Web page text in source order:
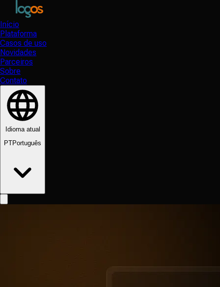
Início
Plataforma
Casos de uso
Novidades
Parceiros
Sobre
Contato
Idioma atual
PTPortuguês